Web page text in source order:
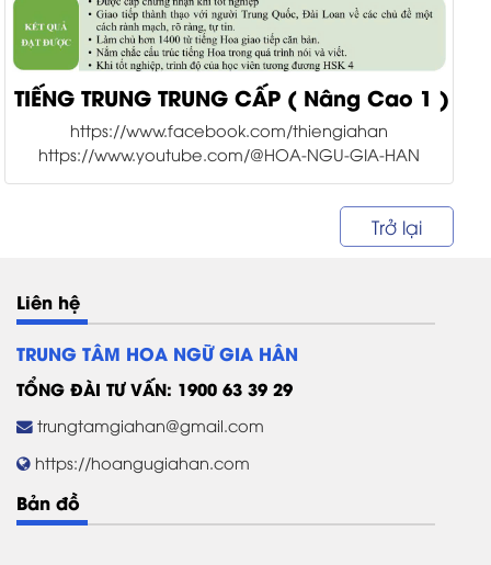
TIẾNG TRUNG TRUNG CẤP ( Nâng Cao 1 )
https://www.facebook.com/thiengiahan
https://www.youtube.com/@HOA-NGU-GIA-HAN
Trở lại
Liên hệ
TRUNG TÂM HOA NGỮ GIA HÂN
TỔNG ĐÀI TƯ VẤN: 1900 63 39 29
trungtamgiahan@gmail.com
https://hoangugiahan.com
Bản đồ